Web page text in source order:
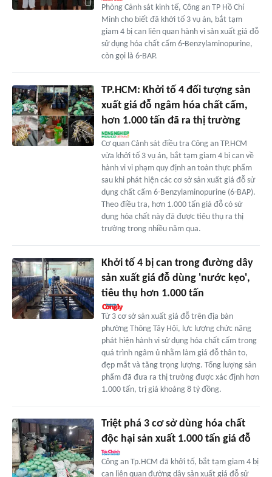
Phòng Cảnh sát kinh tế, Công an TP Hồ Chí
Minh cho biết đã khởi tố 3 vụ án, bắt tạm
giam 4 bị can liên quan hành vi sản xuất giá đỗ
sử dụng hóa chất cấm 6-Benzylaminopurine,
còn gọi là 6-BAP.
TP.HCM: Khởi tố 4 đối tượng sản
xuất giá đỗ ngâm hóa chất cấm,
hơn 1.000 tấn đã ra thị trường
Cơ quan Cảnh sát điều tra Công an TP.HCM
vừa khởi tố 3 vụ án, bắt tạm giam 4 bị can về
hành vi vi phạm quy định an toàn thực phẩm
sau khi phát hiện các cơ sở sản xuất giá đỗ sử
dụng chất cấm 6-Benzylaminopurine (6-BAP).
Theo điều tra, hơn 1.000 tấn giá đỗ có sử
dụng hóa chất này đã được tiêu thụ ra thị
trường trong nhiều năm qua.
Khởi tố 4 bị can trong đường dây
sản xuất giá đỗ dùng 'nước kẹo',
tiêu thụ hơn 1.000 tấn
Từ 3 cơ sở sản xuất giá đỗ trên địa bàn
phường Thông Tây Hội, lực lượng chức năng
phát hiện hành vi sử dụng hóa chất cấm trong
quá trình ngâm ủ nhằm làm giá đỗ thân to,
đẹp mắt và tăng trọng lượng. Tổng lượng sản
phẩm đã đưa ra thị trường được xác định hơn
1.000 tấn, trị giá khoảng 8 tỷ đồng.
Triệt phá 3 cơ sở dùng hóa chất
độc hại sản xuất 1.000 tấn giá đỗ
Công an Tp.HCM đã khởi tố, bắt tạm giam 4 bị
can liên quan đường dây sản xuất giá đỗ sử